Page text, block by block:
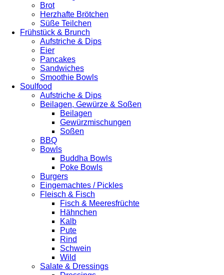
Brot
Herzhafte Brötchen
Süße Teilchen
Frühstück & Brunch
Aufstriche & Dips
Eier
Pancakes
Sandwiches
Smoothie Bowls
Soulfood
Aufstriche & Dips
Beilagen, Gewürze & Soßen
Beilagen
Gewürzmischungen
Soßen
BBQ
Bowls
Buddha Bowls
Poke Bowls
Burgers
Eingemachtes / Pickles
Fleisch & Fisch
Fisch & Meeresfrüchte
Hähnchen
Kalb
Pute
Rind
Schwein
Wild
Salate & Dressings